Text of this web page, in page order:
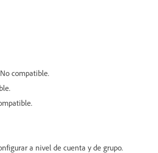
compatible.
a nivel de cuenta y de grupo.